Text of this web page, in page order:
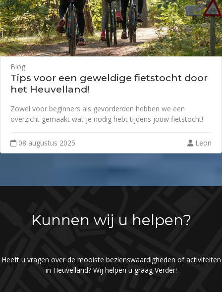
Blog
Tips voor een geweldige fietstocht door
het Heuvelland!
Zowel voor beginners als gevorderden hebben we een
overzicht gemaakt wat je nodig hebt tijdens jouw fietstocht!
08 augustus 2025 Leon
Kunnen wij u helpen?
Heeft u vragen over de mooiste bezienswaardigheden of activiteiten
in Heuvelland? Wij helpen u graag Verder!